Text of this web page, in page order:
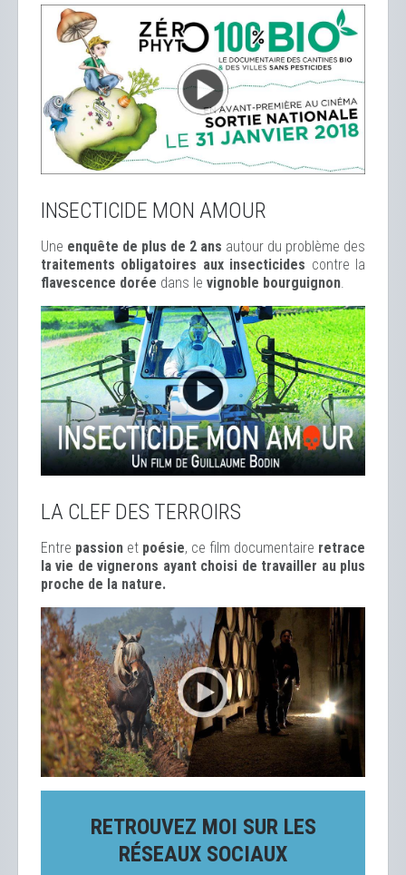
INSECTICIDE MON AMOUR
Une enquête de plus de 2 ans autour du problème des
traitements obligatoires aux insecticides contre la
flavescence dorée dans le vignoble bourguignon.
LA CLEF DES TERROIRS
Entre passion et poésie, ce film documentaire retrace
la vie de vignerons ayant choisi de travailler au plus
proche de la nature.
RETROUVEZ MOI SUR LES
RÉSEAUX SOCIAUX